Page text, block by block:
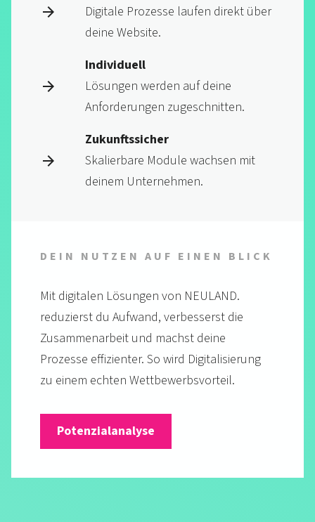
Digitale Prozesse laufen direkt über
deine Website.
Individuell
Lösungen werden auf deine
Anforderungen zugeschnitten.
Zukunftssicher
Skalierbare Module wachsen mit
deinem Unternehmen.
DEIN NUTZEN AUF EINEN BLICK
Mit digitalen Lösungen von NEULAND.
reduzierst du Aufwand, verbesserst die
Zusammenarbeit und machst deine
Prozesse effizienter. So wird Digitalisierung
zu einem echten Wettbewerbsvorteil.
Potenzialanalyse